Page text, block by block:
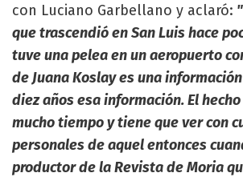
con Luciano Garbellano y aclaró:
que trascendió en San Luis hace
tuve una pelea en un aeropuerto
de Juana Koslay es una
diez años esa información. El
mucho tiempo y tiene que ver con
personales de aquel entonces
productor de la Revista de Moria